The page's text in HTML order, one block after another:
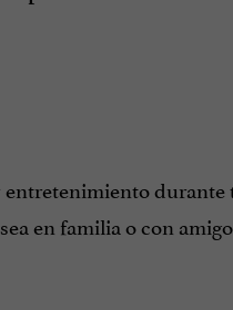
durante
en familia o con